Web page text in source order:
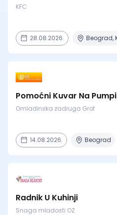
KFC
28.08.2026.
Pomoćni Kuvar Na Pumpi
Omladinska zadruga Grof
14.08.2026. Beograd
Radnik U Kuhinji
Snaga mladosti OZ